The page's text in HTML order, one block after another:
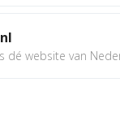
dé website van